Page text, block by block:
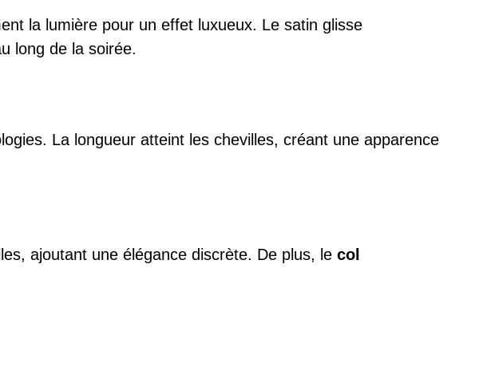
la lumière pour un effet luxueux. Le satin glisse
long de la soirée.
La longueur atteint les chevilles, créant une apparence
ajoutant une élégance discrète. De plus, le col